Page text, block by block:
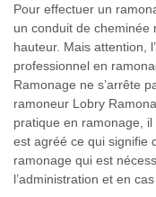
Pour effectuer un
un conduit de cheminée
hauteur. Mais attention,
professionnel en
Ramonage ne s’arrête
ramoneur Lobry
pratique en ramonage,
est agréé ce qui signifie
ramonage qui est
l’administration et en